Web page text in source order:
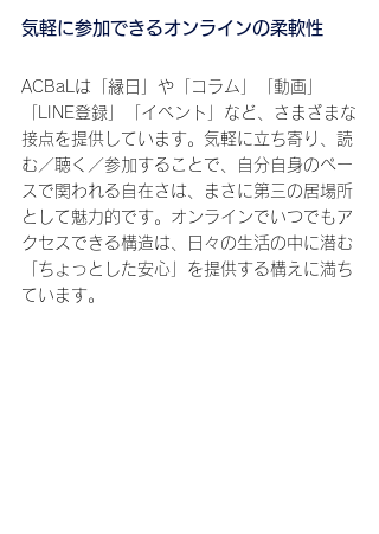
気軽に参加できるオンラインの柔軟性
ACBaLは「縁日」や「コラム」「動画」
「LINE登録」「イベント」など、さまざまな
接点を提供しています。気軽に立ち寄り、読
む／聴く／参加することで、自分自身のペー
スで関われる自在さは、まさに第三の居場所
として魅力的です。オンラインでいつでもア
クセスできる構造は、日々の生活の中に潜む
「ちょっとした安心」を提供する構えに満ち
ています。